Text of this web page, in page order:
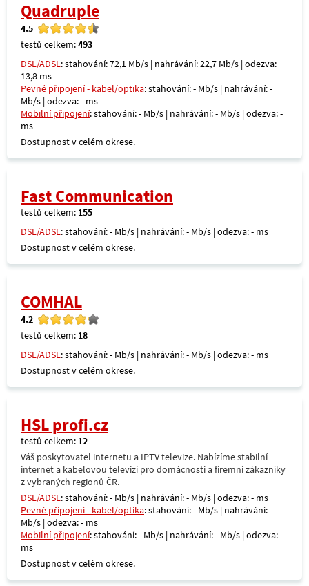
Quadruple
4.5
testů celkem:493
DSL/ADSL: stahování: 72,1 Mb/s | nahrávání: 22,7 Mb/s | odezva:
13,8 ms
Pevné připojení - kabel/optika: stahování: - Mb/s | nahrávání: -
Mb/s | odezva: - ms
Mobilní připojení: stahování: - Mb/s | nahrávání: - Mb/s | odezva: -
ms
Dostupnost v celém okrese.
Fast Communication
testů celkem: 155
DSL/ADSL: stahování: - Mb/s | nahrávání: - Mb/s | odezva: - ms
Dostupnost v celém okrese.
COMHAL
4.2
testů celkem: 18
DSL/ADSL: stahování: - Mb/s | nahrávání: - Mb/s | odezva: - ms
Dostupnost v celém okrese.
HSL profi.cz
testů celkem: 12
Váš poskytovatel internetu a IPTV televize. Nabízíme stabilní
internet a kabelovou televizi pro domácnosti a firemní zákazníky
z vybraných regionů ČR.
DSL/ADSL: stahování: - Mb/s | nahrávání: - Mb/s | odezva: - ms
Pevné připojení - kabel/optika: stahování: - Mb/s | nahrávání: -
Mb/s | odezva: - ms
Mobilní připojení: stahování: - Mb/s | nahrávání: - Mb/s | odezva: -
ms
Dostupnost v celém okrese.